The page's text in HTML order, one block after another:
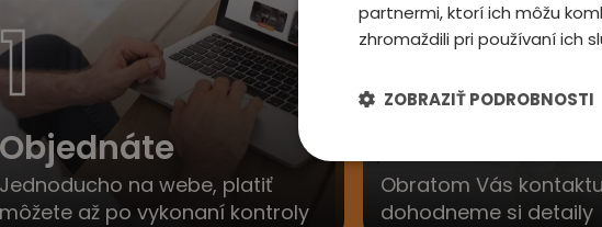
1
Objednáte
Jednoducho na webe, platiť
môžete až po vykonaní kontroly
2
Obratom Vás
dohodneme si detaily
partnermi, ktorí ich môžu
zhromaždili pri používaní ich
ZOBRAZIŤ PODROBNOSTI